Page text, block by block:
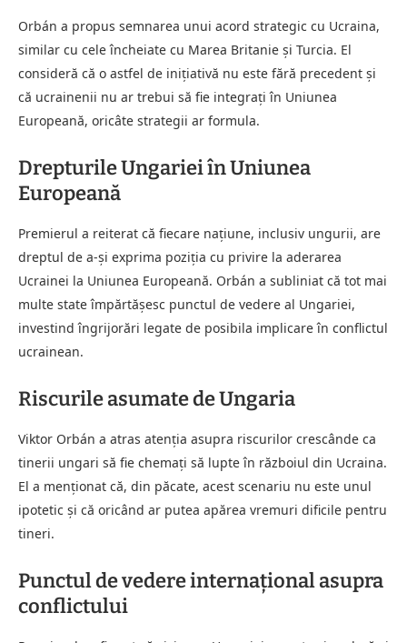
Orbán a propus semnarea unui acord strategic cu Ucraina,
similar cu cele încheiate cu Marea Britanie și Turcia. El
consideră că o astfel de inițiativă nu este fără precedent și
că ucrainenii nu ar trebui să fie integrați în Uniunea
Europeană, oricâte strategii ar formula.
Drepturile Ungariei în Uniunea
Europeană
Premierul a reiterat că fiecare națiune, inclusiv ungurii, are
dreptul de a-și exprima poziția cu privire la aderarea
Ucrainei la Uniunea Europeană. Orbán a subliniat că tot mai
multe state împărtășesc punctul de vedere al Ungariei,
investind îngrijorări legate de posibila implicare în conflictul
ucrainean.
Riscurile asumate de Ungaria
Viktor Orbán a atras atenția asupra riscurilor crescânde ca
tinerii ungari să fie chemați să lupte în războiul din Ucraina.
El a menționat că, din păcate, acest scenariu nu este unul
ipotetic și că oricând ar putea apărea vremuri dificile pentru
tineri.
Punctul de vedere internațional asupra
conflictului